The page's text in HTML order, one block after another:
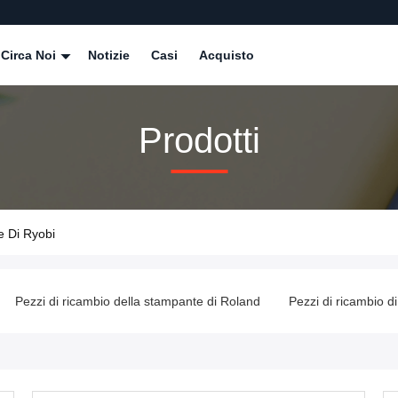
Circa Noi Notizie Casi Acquisto
Prodotti
Di Ryobi
Roland Pezzi di ricambio di KBA Parti della piegatrice